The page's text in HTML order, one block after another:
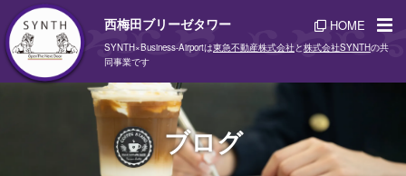
西梅田ブリーゼタワー HOME
SYNTH×Business-Airportは東急不動産株式会社と株式会社SYNTHの共
同事業です
ブログ